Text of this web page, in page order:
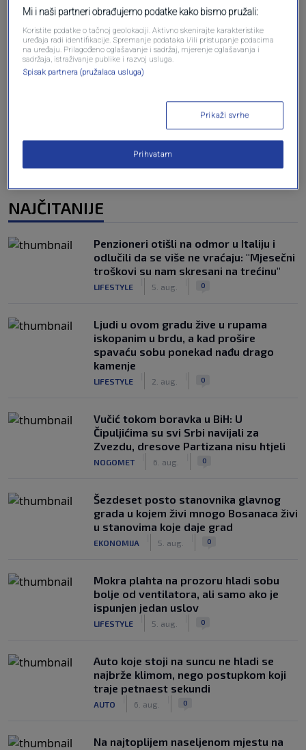
Oglas
NAJČITANIJE
Penzioneri otišli na odmor u Italiju i
odlučili da se više ne vraćaju: "Mjesečni
troškovi su nam skresani na trećinu"
LIFESTYLE 5. aug. 0
Ljudi u ovom gradu žive u rupama
iskopanim u brdu, a kad prošire
spavaću sobu ponekad nađu drago
kamenje
LIFESTYLE 2. aug. 0
Vučić tokom boravka u BiH: U
Čipuljićima su svi Srbi navijali za
Zvezdu, dresove Partizana nisu htjeli
NOGOMET 6. aug. 0
Šezdeset posto stanovnika glavnog
grada u kojem živi mnogo Bosanaca živi
u stanovima koje daje grad
EKONOMIJA 5. aug. 0
Mokra plahta na prozoru hladi sobu
bolje od ventilatora, ali samo ako je
ispunjen jedan uslov
LIFESTYLE 5. aug. 0
Auto koje stoji na suncu ne hladi se
najbrže klimom, nego postupkom koji
traje petnaest sekundi
AUTO 6. aug. 0
Na najtoplijem naseljenom mjestu na
Mi i naši partneri obrađujemo podatke kako bismo pružali:
Koristite podatke o tačnoj geolokaciji. Aktivno skenirajte karakteristike
uređaja radi identifikacije. Spremanje podataka i/ili pristupanje podacima
na uređaju. Prilagođeno oglašavanje i sadržaj, mjerenje oglašavanja i
sadržaja, istraživanje publike i razvoj usluga.
Spisak partnera (pružalaca usluga)
Prikaži svrhe
Prihvatam